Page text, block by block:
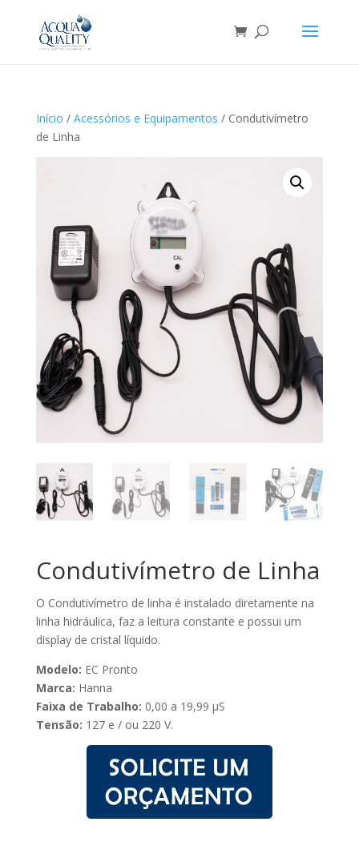
Início / Acessórios e Equipamentos / Condutivímetro
de Linha
Condutivímetro de Linha
O Condutivímetro de linha é instalado diretamente na
linha hidráulica, faz a leitura constante e possui um
display de cristal líquido.
Modelo: EC Pronto
Marca: Hanna
Faixa de Trabalho: 0,00 a 19,99 μS
Tensão: 127 e / ou 220 V.